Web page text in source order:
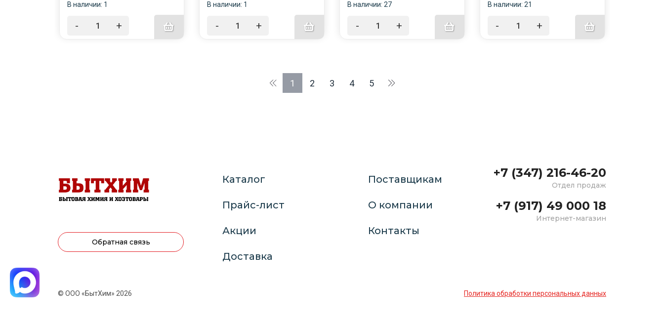
В наличии: 1
- +
В наличии: 1
- +
В наличии: 27
- +
В наличии: 21
- +
1 2 3 4 5
Обратная связь
Каталог
Прайс-лист
Акции
Доставка
Поставщикам
О компании
Контакты
+7 (347) 216-46-20
Отдел продаж
+7 (917) 49 000 18
Интернет-магазин
© ООО «БытХим» 2026 Политика обработки персональных данных